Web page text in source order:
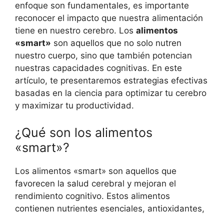
enfoque son fundamentales, es importante
reconocer el impacto que nuestra alimentación
tiene en nuestro cerebro. Los alimentos
«smart» son aquellos que no solo nutren
nuestro cuerpo, sino que también potencian
nuestras capacidades cognitivas. En este
artículo, te presentaremos estrategias efectivas
basadas en la ciencia para optimizar tu cerebro
y maximizar tu productividad.
¿Qué son los alimentos
«smart»?
Los alimentos «smart» son aquellos que
favorecen la salud cerebral y mejoran el
rendimiento cognitivo. Estos alimentos
contienen nutrientes esenciales, antioxidantes,